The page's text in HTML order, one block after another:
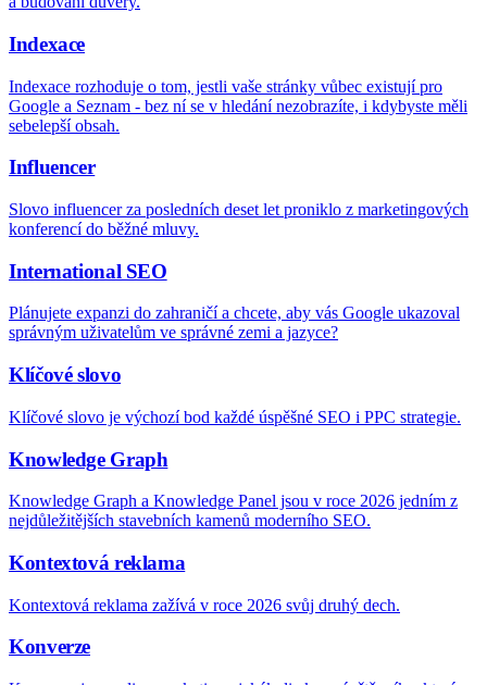
Indexace
Indexace rozhoduje o tom, jestli vaše stránky vůbec existují pro
Google a Seznam - bez ní se v hledání nezobrazíte, i kdybyste měli
sebelepší obsah.
Influencer
Slovo influencer za posledních deset let proniklo z marketingových
konferencí do běžné mluvy.
International SEO
Plánujete expanzi do zahraničí a chcete, aby vás Google ukazoval
správným uživatelům ve správné zemi a jazyce?
Klíčové slovo
Klíčové slovo je výchozí bod každé úspěšné SEO i PPC strategie.
Knowledge Graph
Knowledge Graph a Knowledge Panel jsou v roce 2026 jedním z
nejdůležitějších stavebních kamenů moderního SEO.
Kontextová reklama
Kontextová reklama zažívá v roce 2026 svůj druhý dech.
Konverze